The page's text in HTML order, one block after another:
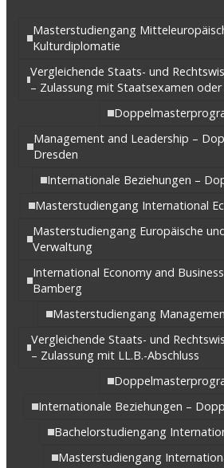
Masterstudiengang
Kulturdiplomatie
Vergleichende Staats- und
– Zulassung mit Staatsexamen oder
Management and Leadership –
Dresden
Internationale Beziehungen –
Masterstudiengang International
Masterstudiengang Europäische
Verwaltung
International Economy and
Bamberg
Masterstudiengang
Vergleichende Staats- und
– Zulassung mit LL.B.-Abschluss
Internationale Beziehungen –
Bachelorstudiengang
Masterstudiengang